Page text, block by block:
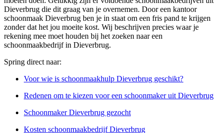
Dieverbrug die dit graag van je overnemen. Door een kantoor
schoonmaak Dieverbrug ben je in staat om een fris pand te krijgen
zonder dat het jou moeite kost. Wij beschrijven precies waar je
rekening mee moet houden bij het zoeken naar een
schoonmaakbedrijf in Dieverbrug.
Spring direct naar:
Voor wie is schoonmaakhulp Dieverbrug geschikt?
Redenen om te kiezen voor een schoonmaker uit Dieverbrug
Schoonmaker Dieverbrug gezocht
Kosten schoonmaakbedrijf Dieverbrug